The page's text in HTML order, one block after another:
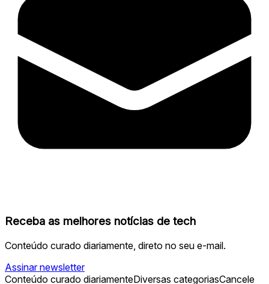
Receba as melhores notícias de tech
Conteúdo curado diariamente, direto no seu e-mail.
Assinar newsletter
Conteúdo curado diariamenteDiversas categoriasCancele